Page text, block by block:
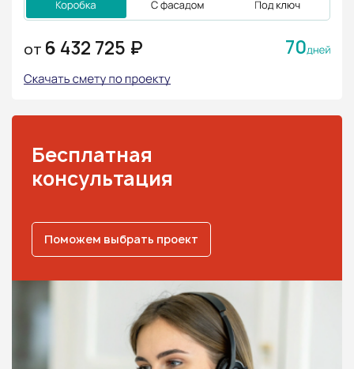
ОТ 6 432 725 ₽ 70
Бесплатная
консультация
Поможем выбрать проект